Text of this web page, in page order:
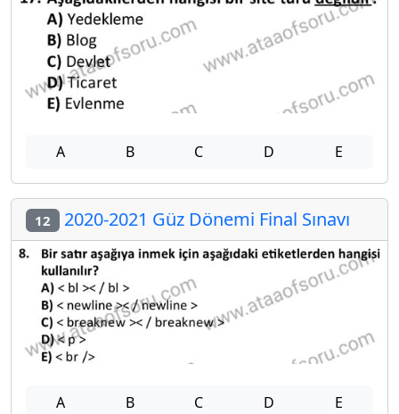
A B C D E
12 2020-2021 Güz Dönemi Final Sınavı
A B C D E